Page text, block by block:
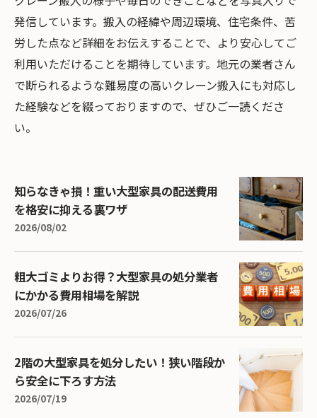
発信しています。搬入の経緯や周辺環境、住宅条件、苦
労した点など詳細をお伝えすることで、より安心してご
利用いただけることを期待しています。地元の業者さん
で断られるような難易度の高いクレーン搬入にも対応し
た経験などを綴っておりますので、ぜひご一読くださ
い。
知らなきゃ損！重い大型家具の配送費用
を格安に抑える裏ワザ
2026/08/02
粗大ゴミよりお得？大型家具の処分業者
にかかる費用相場を解説
2026/07/26
2階の大型家具を処分したい！狭い階段か
ら安全に下ろす方法
2026/07/19